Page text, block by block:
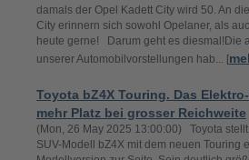
damals der Opel Kadett City wird 50. An
City erinnern sich sowohl Opelaner, als
heute gerne! Darum geht es diesmal!Die
unserer Automobilvorstellungen hab... [
Toyota bZ4X Touring. Das
mehr Platz bei grosser Reichweite
(Mon, 26 May 2025 13:00:00) Toyota
SUV-Modell bZ4X mit dem neuen Touring